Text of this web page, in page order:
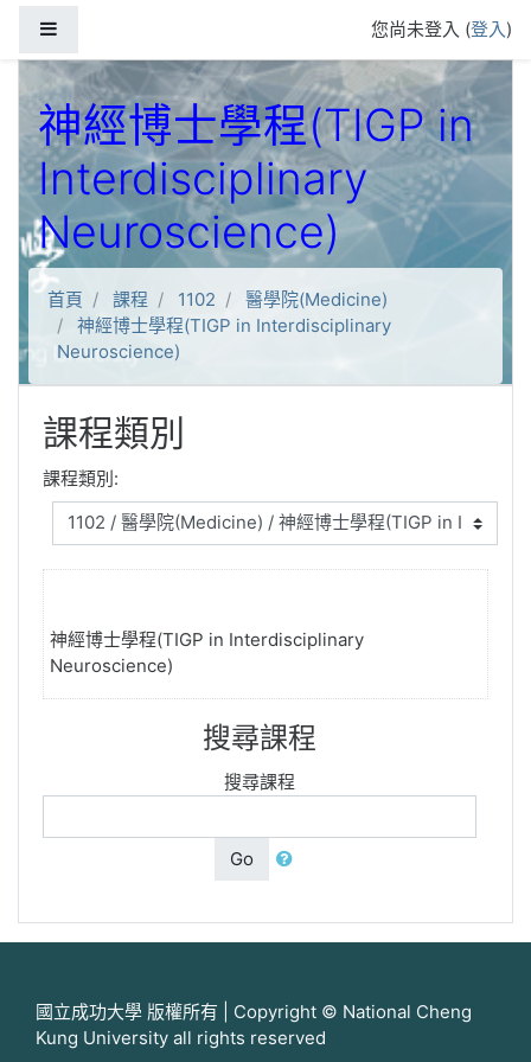
您尚未登入 (登入)
神經博士學程(TIGP in
Interdisciplinary
Neuroscience)
首頁 課程 1102
醫學院(Medicine)
神經博士學程(TIGP in Interdisciplinary
Neuroscience)
課程類別
課程類別:
神經博士學程(TIGP in Interdisciplinary
Neuroscience)
搜尋課程
搜尋課程
Go
國立成功大學 版權所有 | Copyright © National Cheng
Kung University all rights reserved